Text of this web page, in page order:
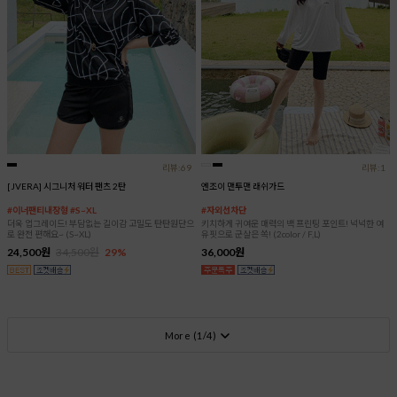
리뷰:69
[JVERA] 시그니처 워터 팬츠 2탄
#이너팬티내장형 #S~XL
더욱 업그레이드! 부담없는 길이감 고밀도 탄탄원단으
로 완전 편해요~ (S~XL)
24,500원 29%
리뷰:1
엔조이 맨투맨 래쉬가드
#자외선차단
키치하게 귀여운 매력의 백 프린팅 포인트! 넉넉한 여
유핏으로 군살은 쏙! (2color / F,L)
36,000원
More (1 /4)